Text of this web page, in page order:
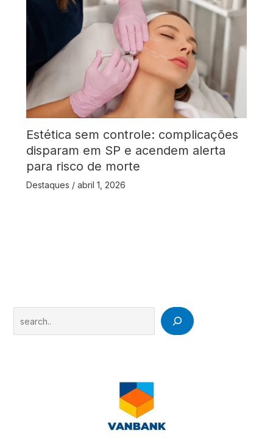
Estética sem controle: complicações
disparam em SP e acendem alerta
para risco de morte
Destaques / abril 1, 2026